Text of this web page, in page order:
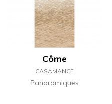
Côme
CASAMANCE
Panoramiques